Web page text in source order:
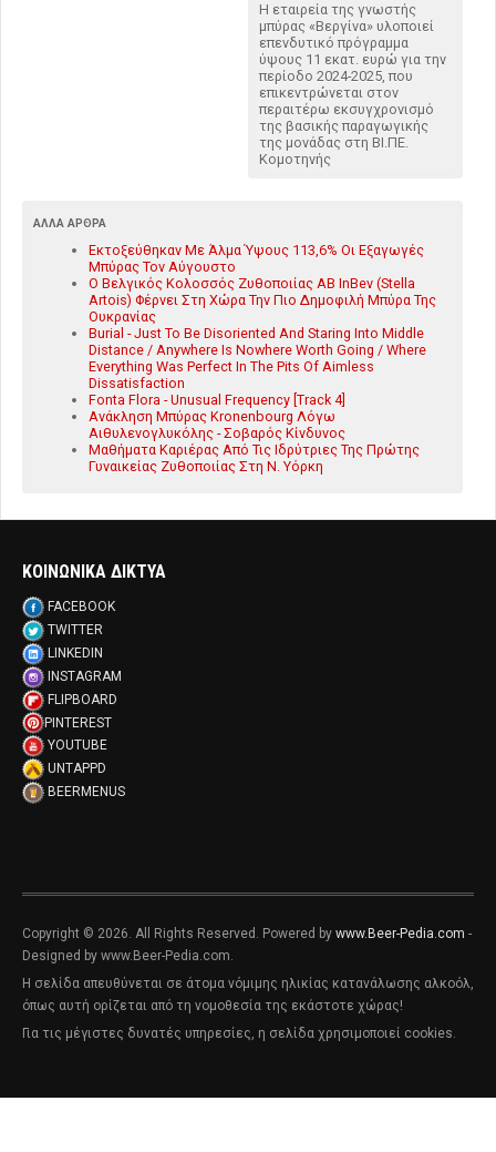
Η εταιρεία της γνωστής
μπύρας «Βεργίνα» υλοποιεί
επενδυτικό πρόγραμμα
ύψους 11 εκατ. ευρώ για την
περίοδο 2024-2025, που
επικεντρώνεται στον
περαιτέρω εκσυγχρονισμό
της βασικής παραγωγικής
της μονάδας στη ΒΙ.ΠΕ.
Κομοτηνής
ΆΛΛΑ ΆΡΘΡΑ
Εκτοξεύθηκαν Με Άλμα Ύψους 113,6% Οι Εξαγωγές
Μπύρας Τον Αύγουστο
Ο Βελγικός Κολοσσός Ζυθοποιίας AB InBev (Stella
Artois) Φέρνει Στη Χώρα Την Πιο Δημοφιλή Μπύρα Της
Ουκρανίας
Burial - Just To Be Disoriented And Staring Into Middle
Distance / Anywhere Is Nowhere Worth Going / Where
Everything Was Perfect In The Pits Of Aimless
Dissatisfaction
Fonta Flora - Unusual Frequency [Track 4]
Ανάκληση Μπύρας Kronenbourg Λόγω
Αιθυλενογλυκόλης - Σοβαρός Κίνδυνος
Μαθήματα Καριέρας Από Τις Ιδρύτριες Της Πρώτης
Γυναικείας Ζυθοποιίας Στη Ν. Υόρκη
ΚΟΙΝΩΝΙΚΑ ΔΙΚΤΥΑ
FACEBOOK
TWITTER
LINKEDIN
INSTAGRAM
FLIPBOARD
PINTEREST
YOUTUBE
UNTAPPD
BEERMENUS
Copyright © 2026. All Rights Reserved. Powered by www.Beer-Pedia.com -
Designed by www.Beer-Pedia.com.
Η σελίδα απευθύνεται σε άτομα νόμιμης ηλικίας κατανάλωσης αλκοόλ,
όπως αυτή ορίζεται από τη νομοθεσία της εκάστοτε χώρας!
Για τις μέγιστες δυνατές υπηρεσίες, η σελίδα χρησιμοποιεί cookies.